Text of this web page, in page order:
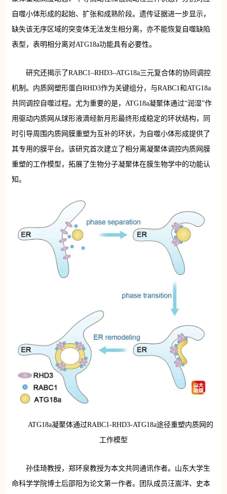
自噬小体形成的起始、扩张和成熟阶段。遗传证据进一步显示，
缺失该无序区域的突变体无法发生相分离，亦不能恢复自噬缺陷
表型，表明相分离对ATG18a功能具有必要性。
研究还揭示了RABC1–RHD3–ATG18a三元复合体的协同调控
机制。内质网塑形蛋白RHD3作为关键组分，与RABC1和ATG18a
共同调控自噬过程。尤为重要的是，ATG18a凝聚体通过“润湿”作
用驱动内质网从球形液滴经新月形最终形成稳定的环状结构，同
时引导周围内质网膜重塑为互补的环状，为自噬小体形成提供了
其专用的膜平台。该研究首次建立了相分离凝聚体调控内质网膜
重塑的工作模型，拓展了生物分子凝聚体在膜生物学中的功能认
知。
ATG18a凝聚体通过RABC1-RHD3-ATG18a途径重塑内质网的
工作模型
孙佳琦教授，郑环泉教授为本文共同通讯作者。山东大学生
命科学学院博士后邵阳为论文第一作者。
团队成员汪嵩洋、史本